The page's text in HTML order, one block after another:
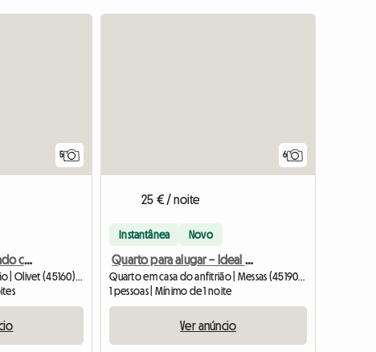
5
Quarto grande mobilado com casa de banho privativa - Olivet
6
25 € / noite
Instantânea Novo
Quarto para alugar – Ideal para estudante ou pessoa em estágio
1 pessoas | Mínimo de 1 noite
Ver anúncio